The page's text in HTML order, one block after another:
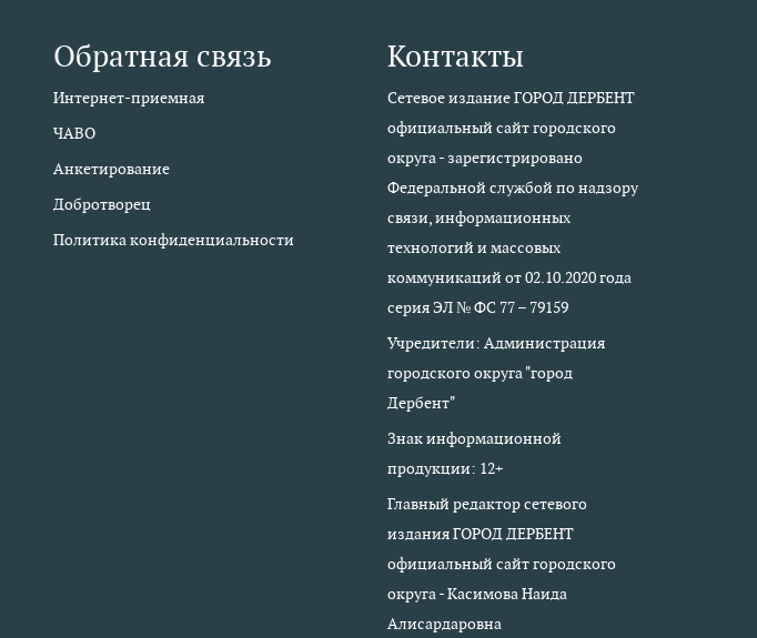
Обратная связь
Интернет-приемная
ЧАВО
Анкетирование
Добротворец
Политика конфиденциальности
Контакты
Сетевое издание ГОРОД ДЕРБЕНТ
официальный сайт городского
округа - зарегистрировано
Федеральной службой по надзору
связи, информационных
технологий и массовых
коммуникаций от 02.10.2020 года
серия ЭЛ № ФС 77 – 79159
Учредители: Администрация
городского округа "город
Дербент"
Знак информационной
продукции: 12+
Главный редактор сетевого
издания ГОРОД ДЕРБЕНТ
официальный сайт городского
округа - Касимова Наида
Алисардаровна